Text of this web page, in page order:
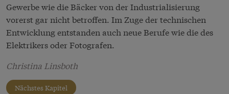
Gewerbe wie die Bäcker von der Industrialisierung
vorerst gar nicht betroffen. Im Zuge der technischen
Entwicklung entstanden auch neue Berufe wie die des
Elektrikers oder Fotografen.
Christina Linsboth
Nächstes Kapitel